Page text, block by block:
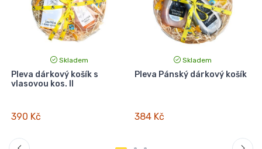
Skladem
Pleva dárkový košík s
vlasovou kos. II
390 Kč
Skladem
Pleva Pánský dárkový košík
384 Kč